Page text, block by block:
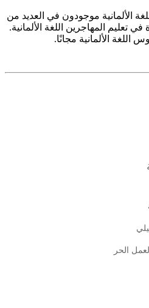
الألمانية موجودون في العديد من
تعليم المهاجرين اللغة الألمانية.
الألمانية مجانًا.
الحر